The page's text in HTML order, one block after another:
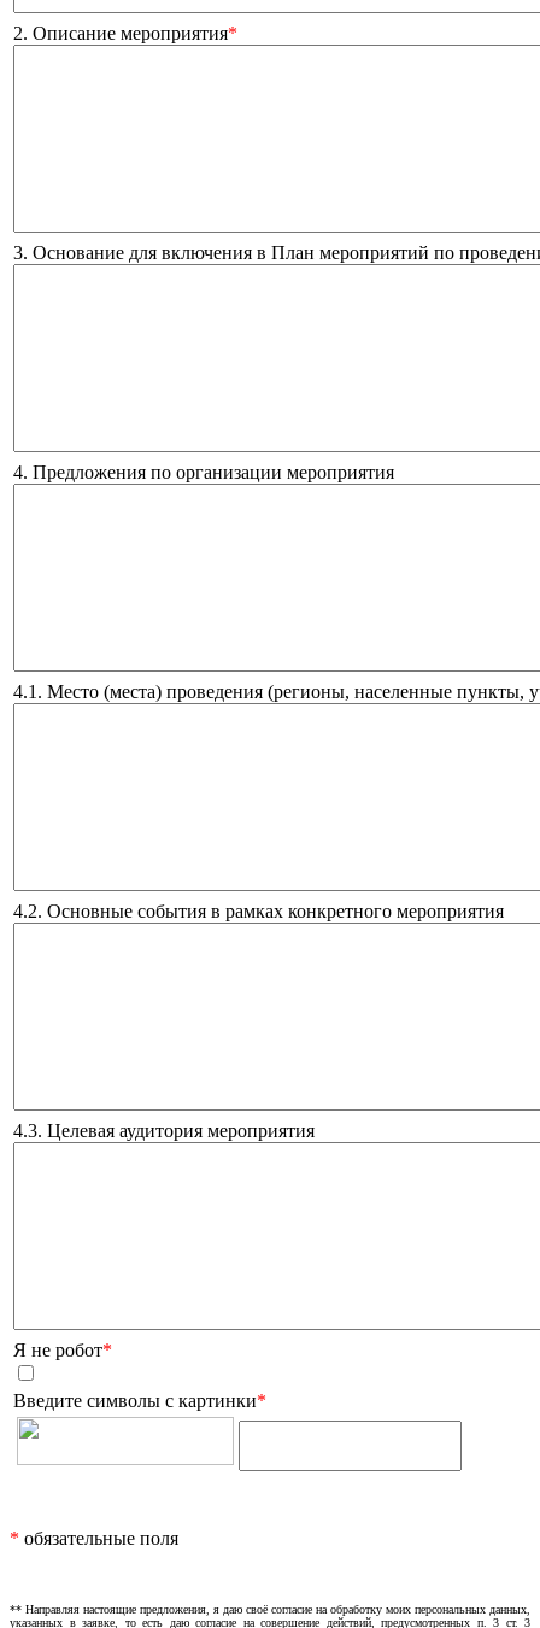
2. Описание мероприятия*
3. Основание для включения в План мероприятий по
4. Предложения по организации мероприятия
4.1. Место (места) проведения (регионы, населенные пункты,
4.2. Основные события в рамках конкретного мероприятия
4.3. Целевая аудитория мероприятия
Я не робот*
Введите символы с картинки*
* обязательные поля
** Направляя настоящие предложения, я даю своё согласие на обработку моих персональных данных,
указанных в заявке, то есть даю согласие на совершение действий, предусмотренных п. 3 ст. 3